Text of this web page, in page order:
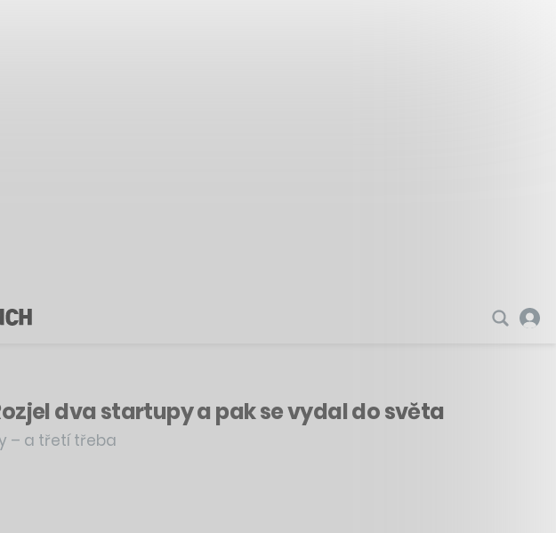
dva startupy a pak se vydal do světa
– a třetí třeba